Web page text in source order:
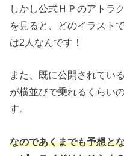
しかし公式ＨＰのアトラ
を見ると、どのイラスト
は2人なんです！
また、既に公開されてい
が横並びで乗れるくらい
す。
なのであくまでも予想と